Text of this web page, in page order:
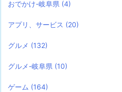
おでかけ-岐阜県 (4)
アプリ、サービス (20)
グルメ (132)
グルメ-岐阜県 (10)
ゲーム (164)